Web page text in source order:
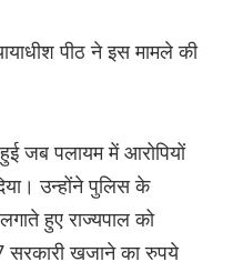
पीठ ने इस मामले की
जब पलायम में आरोपियों
उन्होंने पुलिस के
हुए राज्यपाल को
सरकारी खजाने का रुपये